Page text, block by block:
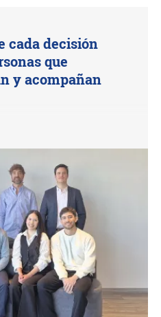
cada decisión
que
y acompañan